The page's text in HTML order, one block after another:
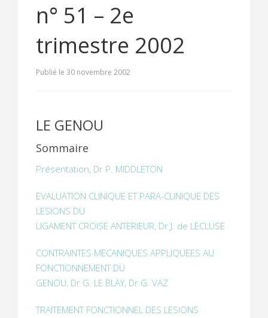
n° 51 – 2e
trimestre 2002
Publié le 30 novembre 2002
LE GENOU
Sommaire
Présentation, Dr P. MIDDLETON
EVALUATION CLINIQUE ET PARA-CLINIQUE DES
LESIONS DU
LIGAMENT CROISE ANTERIEUR, Dr J. de LECLUSE
CONTRAINTES MECANIQUES APPLIQUEES AU
FONCTIONNEMENT DU
GENOU, Dr G. LE BLAY, Dr G. VAZ
TRAITEMENT FONCTIONNEL DES LESIONS